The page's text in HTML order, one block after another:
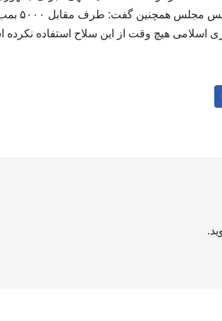
هم برای
اسلامی هیچ وقت از این سلاح استفاده
.